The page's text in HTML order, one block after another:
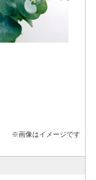
※画像はイメージです